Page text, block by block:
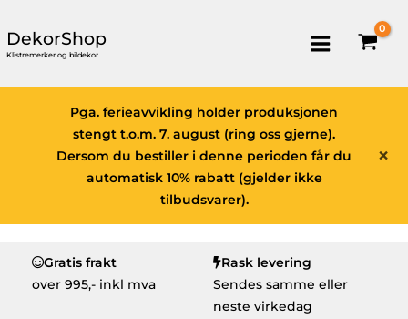
DekorShop
Klistremerker og bildekor
×
Pga. ferieavvikling holder produksjonen
stengt t.o.m. 7. august (ring oss gjerne).
Dersom du bestiller i denne perioden får du
automatisk 10% rabatt (gjelder ikke
tilbudsvarer).
Gratis frakt
over 995,- inkl mva
Rask levering
Sendes samme eller
neste virkedag